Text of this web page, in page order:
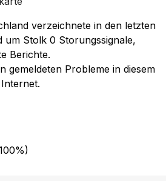
verzeichnete in den letzten
um Stolk 0 Storungssignale,
Berichte.
gemeldeten Probleme in diesem